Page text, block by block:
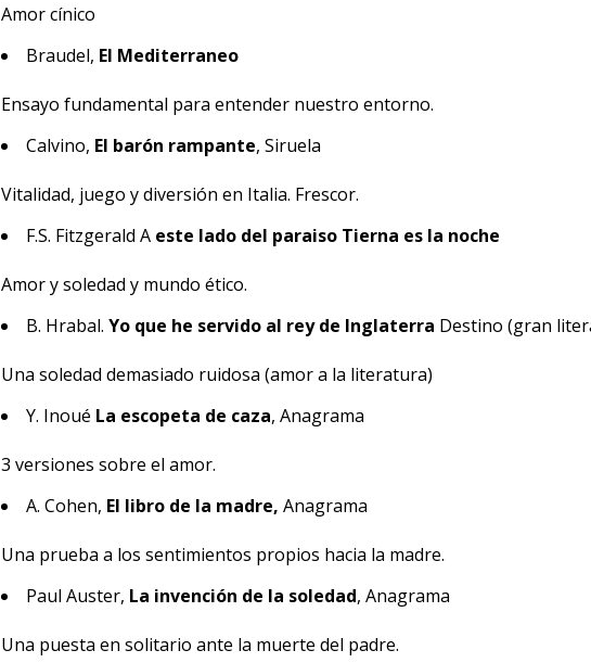
Amor cínico
Braudel, El Mediterraneo
Ensayo fundamental para entender nuestro entorno.
Calvino, El barón rampante, Siruela
Vitalidad, juego y diversión en Italia. Frescor.
F.S. Fitzgerald A este lado del paraiso Tierna es la noche
Amor y soledad y mundo ético.
B. Hrabal. Yo que he servido al rey de Inglaterra Destino (gran
Una soledad demasiado ruidosa (amor a la literatura)
Y. Inoué La escopeta de caza, Anagrama
3 versiones sobre el amor.
A. Cohen, El libro de la madre, Anagrama
Una prueba a los sentimientos propios hacia la madre.
Paul Auster, La invención de la soledad, Anagrama
Una puesta en solitario ante la muerte del padre.